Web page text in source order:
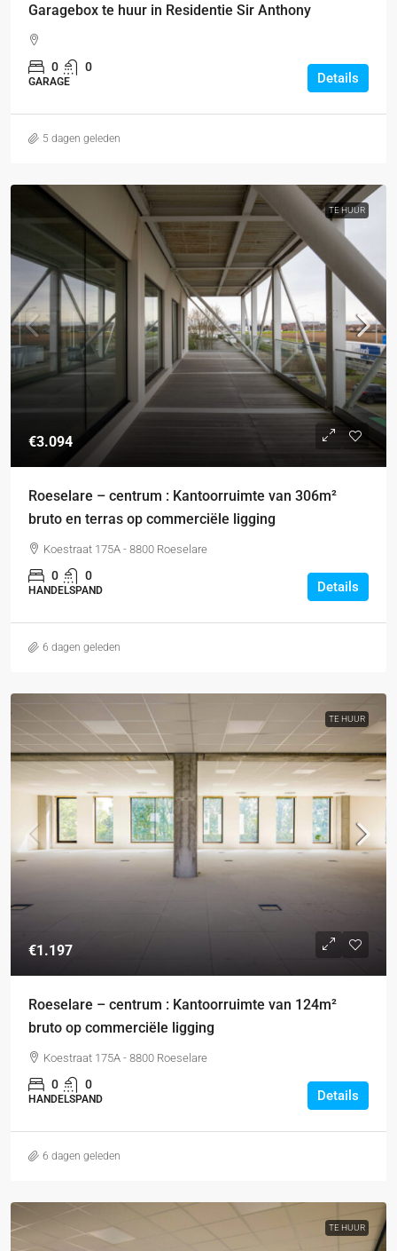
Garagebox te huur in Residentie Sir Anthony
0 0
GARAGE Details
5 dagen geleden
TE HUUR
€3.094
Roeselare – centrum : Kantoorruimte van 306m²
bruto en terras op commerciële ligging
Koestraat 175A - 8800 Roeselare
0 0
HANDELSPAND Details
6 dagen geleden
TE HUUR
€1.197
Roeselare – centrum : Kantoorruimte van 124m²
bruto op commerciële ligging
Koestraat 175A - 8800 Roeselare
0 0
HANDELSPAND Details
6 dagen geleden
TE HUUR